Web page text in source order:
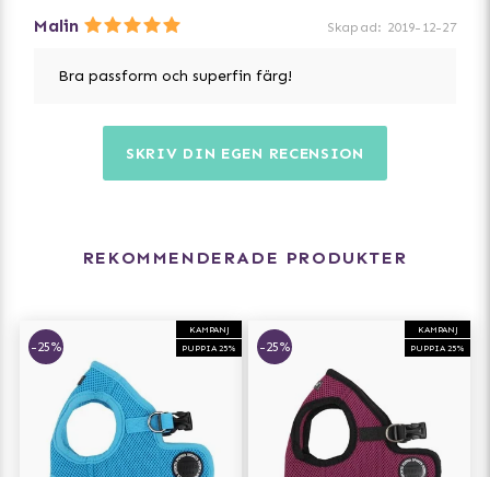
Malin Skapad: 2019-12-27
Bra passform och superfin färg!
SKRIV DIN EGEN RECENSION
REKOMMENDERADE PRODUKTER
KAMPANJ
PUPPIA 25%
-25%
KAMPANJ
PUPPIA 25%
-25%